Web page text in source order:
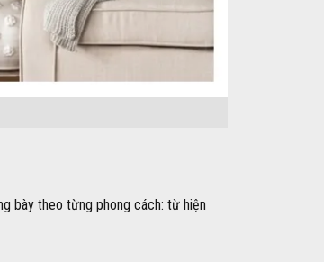
bày theo từng phong cách: từ hiện